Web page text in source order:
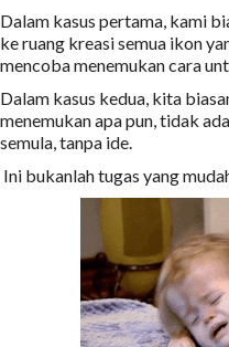
Dalam kasus pertama, kami
ke ruang kreasi semua ikon
mencoba menemukan cara
Dalam kasus kedua, kita
menemukan apa pun, tidak
semula, tanpa ide.
Ini bukanlah tugas yang